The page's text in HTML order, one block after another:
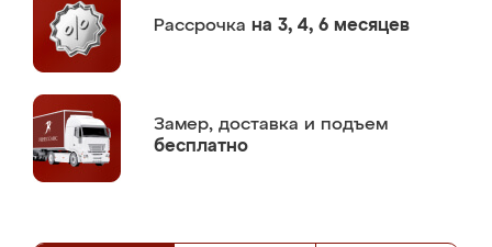
Рассрочка на 3, 4, 6 месяцев
Замер, доставка и подъем
бесплатно